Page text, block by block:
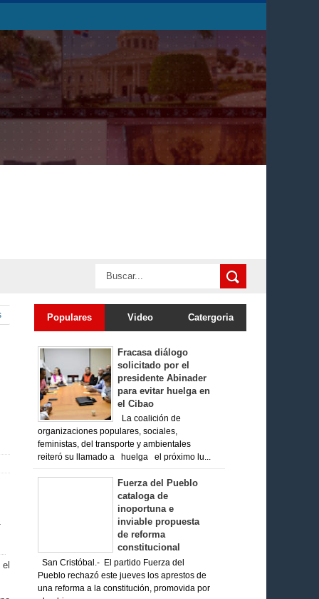
Populares Video Catergoria
Fracasa diálogo
solicitado por el
presidente Abinader
para evitar huelga en
el Cibao
La coalición de
organizaciones populares, sociales,
feministas, del transporte y ambientales
reiteró su llamado a huelga el próximo lu...
Fuerza del Pueblo
cataloga de
inoportuna e
inviable propuesta
de reforma
constitucional
San Cristóbal.- El partido Fuerza del
Pueblo rechazó este jueves los aprestos de
una reforma a la constitución, promovida por